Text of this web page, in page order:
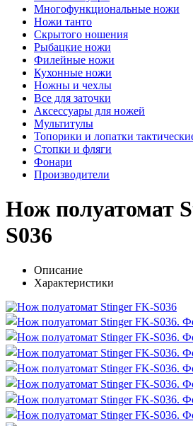
Многофункциональные ножи
Ножи танто
Скрытого ношения
Рыбацкие ножи
Филейные ножи
Кухонные ножи
Ножны и чехлы
Все для заточки
Аксессуары для ножей
Мультитулы
Топорики и лопатки
Стопки и фляги
Фонари
Производители
Нож полуатомат
S036
Описание
Характеристики